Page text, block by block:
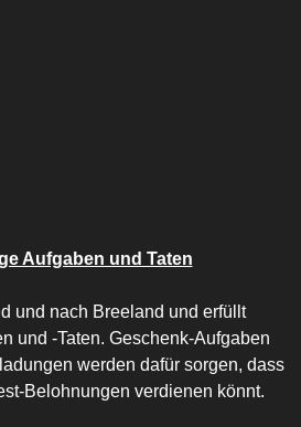
Aufgaben und Taten
und nach Breeland und erfüllt
und -Taten. Geschenk-Aufgaben
werden dafür sorgen, dass
Belohnungen verdienen könnt.